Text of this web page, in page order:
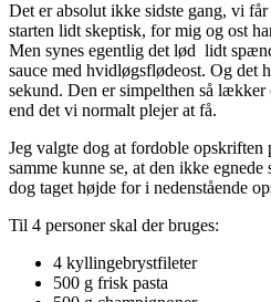
Det er absolut ikke sidste gang, vi
starten lidt skeptisk, for mig og ost
Men synes egentlig det lød lidt
sauce med hvidløgsflødeost. Og det
sekund. Den er simpelthen så lækker
end det vi normalt plejer at få.
Jeg valgte dog at fordoble opskriften
samme kunne se, at den ikke
dog taget højde for i nedenstående
Til 4 personer skal der bruges:
4 kyllingebrystfileter
500 g frisk pasta